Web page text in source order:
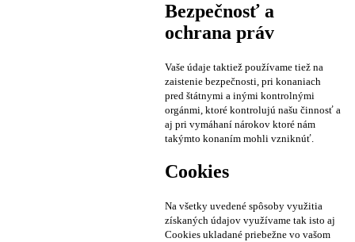
Bezpečnosť a
ochrana práv
Vaše údaje taktiež používame tiež na
zaistenie bezpečnosti, pri konaniach
pred štátnymi a inými kontrolnými
orgánmi, ktoré kontrolujú našu činnosť a
aj pri vymáhaní nárokov ktoré nám
takýmto konaním mohli vzniknúť.
Cookies
Na všetky uvedené spôsoby využitia
získaných údajov využívame tak isto aj
Cookies ukladané priebežne vo vašom